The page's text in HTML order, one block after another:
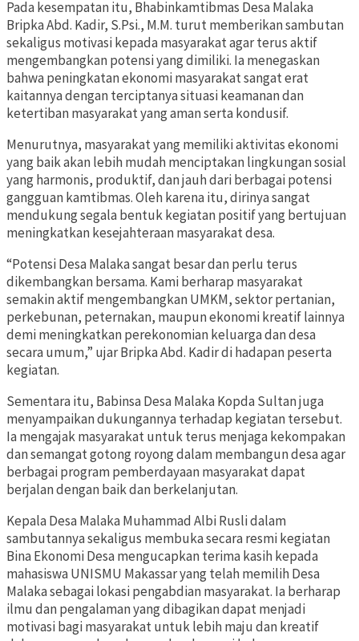
Pada kesempatan itu, Bhabinkamtibmas Desa Malaka
Bripka Abd. Kadir, S.Psi., M.M. turut memberikan sambutan
sekaligus motivasi kepada masyarakat agar terus aktif
mengembangkan potensi yang dimiliki. Ia menegaskan
bahwa peningkatan ekonomi masyarakat sangat erat
kaitannya dengan terciptanya situasi keamanan dan
ketertiban masyarakat yang aman serta kondusif.
Menurutnya, masyarakat yang memiliki aktivitas ekonomi
yang baik akan lebih mudah menciptakan lingkungan sosial
yang harmonis, produktif, dan jauh dari berbagai potensi
gangguan kamtibmas. Oleh karena itu, dirinya sangat
mendukung segala bentuk kegiatan positif yang bertujuan
meningkatkan kesejahteraan masyarakat desa.
“Potensi Desa Malaka sangat besar dan perlu terus
dikembangkan bersama. Kami berharap masyarakat
semakin aktif mengembangkan UMKM, sektor pertanian,
perkebunan, peternakan, maupun ekonomi kreatif lainnya
demi meningkatkan perekonomian keluarga dan desa
secara umum,” ujar Bripka Abd. Kadir di hadapan peserta
kegiatan.
Sementara itu, Babinsa Desa Malaka Kopda Sultan juga
menyampaikan dukungannya terhadap kegiatan tersebut.
Ia mengajak masyarakat untuk terus menjaga kekompakan
dan semangat gotong royong dalam membangun desa agar
berbagai program pemberdayaan masyarakat dapat
berjalan dengan baik dan berkelanjutan.
Kepala Desa Malaka Muhammad Albi Rusli dalam
sambutannya sekaligus membuka secara resmi kegiatan
Bina Ekonomi Desa mengucapkan terima kasih kepada
mahasiswa UNISMU Makassar yang telah memilih Desa
Malaka sebagai lokasi pengabdian masyarakat. Ia berharap
ilmu dan pengalaman yang dibagikan dapat menjadi
motivasi bagi masyarakat untuk lebih maju dan kreatif